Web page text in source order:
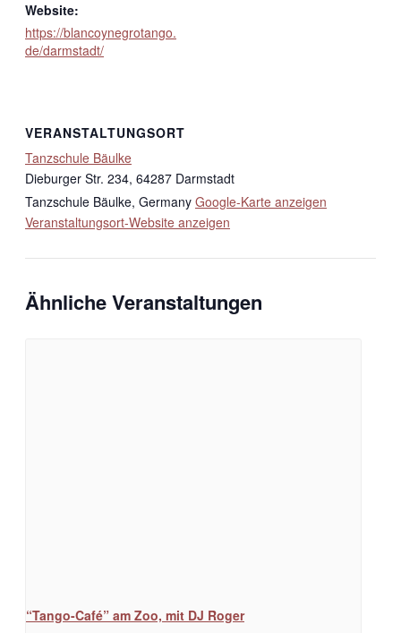
Website:
https://blancoynegrotango.
de/darmstadt/
VERANSTALTUNGSORT
Tanzschule Bäulke
Dieburger Str. 234, 64287 Darmstadt
Tanzschule Bäulke, Germany Google-Karte anzeigen
Veranstaltungsort-Website anzeigen
Ähnliche Veranstaltungen
“Tango-Café” am Zoo, mit DJ Roger